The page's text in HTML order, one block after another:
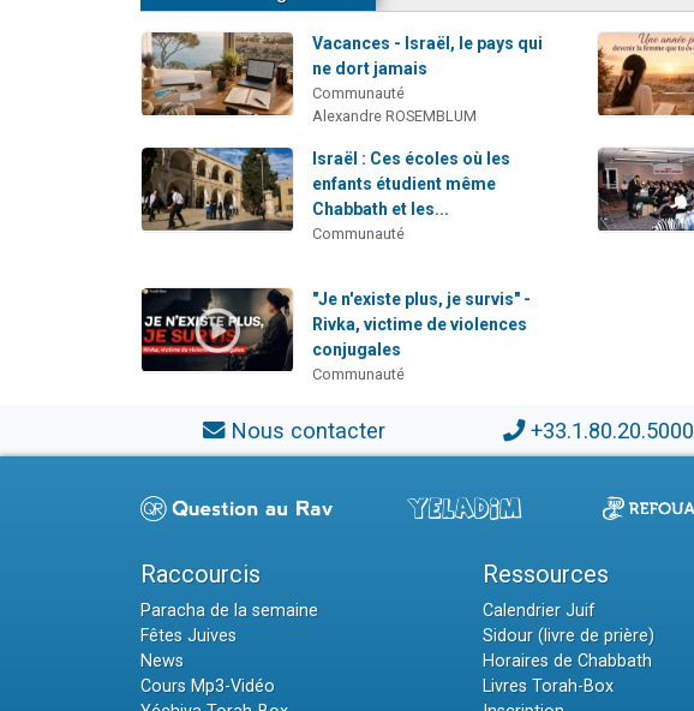
Vacances - Israël, le pays qui
ne dort jamais
Communauté
Alexandre ROSEMBLUM
Israël : Ces écoles où les
enfants étudient même
Chabbath et les...
Communauté
"Je n'existe plus, je survis" -
Rivka, victime de violences
conjugales
Communauté
Nous contacter +33.1.80.20.5000
Raccourcis
Paracha de la semaine
Fêtes Juives
News
Cours Mp3-Vidéo
Ressources
Calendrier Juif
Sidour (livre de prière)
Horaires de Chabbath
Livres Torah-Box